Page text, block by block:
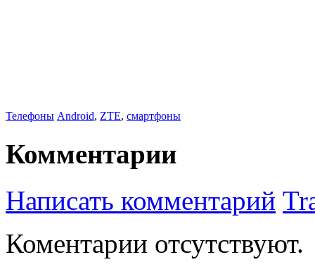
Телефоны Android, ZTE, смартфоны
Комментарии
Написать комментарий
Коментарии отсутствуют.